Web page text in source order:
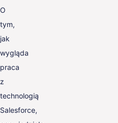
O
tym,
jak
wygląda
praca
z
technologią
Salesforce,